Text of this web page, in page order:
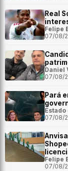
Real
Felipe
07/08/
Daniel
07/08/
Pará
Estado
07/08/
Felipe
07/08/